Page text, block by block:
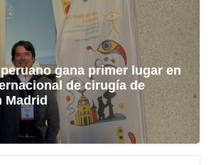
gana primer lugar en
de cirugía de
Madrid